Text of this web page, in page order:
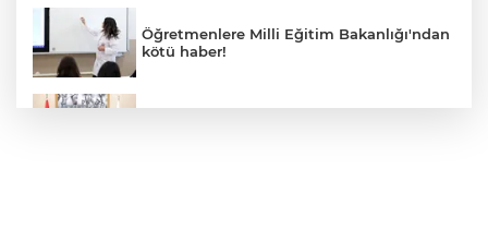
Öğretmenlere Milli Eğitim Bakanlığı'ndan
kötü haber!